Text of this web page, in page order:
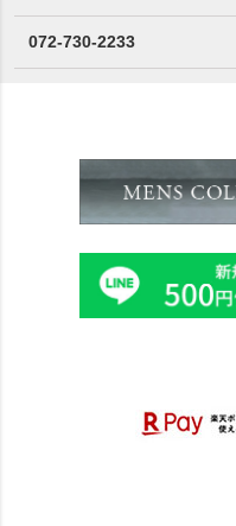
072-730-2233